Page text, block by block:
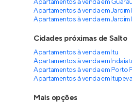
Apartamentos à venda em Guaraú
Apartamentos à venda em Jardim
Apartamentos à venda em
Cidades próximas de Salto
Apartamentos à venda em Itu
Apartamentos à venda em
Apartamentos à venda em Porto
Apartamentos à venda em Itupeva
Mais opções